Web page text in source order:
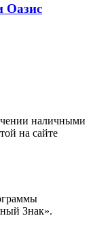
Оазис
наличными
на сайте
Знак».